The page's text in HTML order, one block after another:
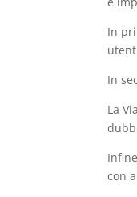
In
In
La
con